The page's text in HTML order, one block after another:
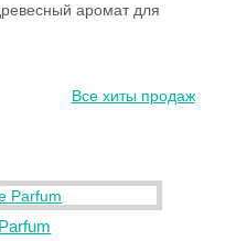
аромат для
Все хиты продаж